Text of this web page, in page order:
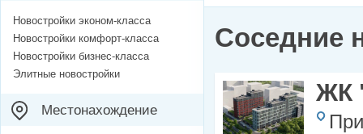
Соседние
ЖК
Новостройки эконом-класса
Новостройки комфорт-класса
Новостройки бизнес-класса
Элитные новостройки
Местонахождение